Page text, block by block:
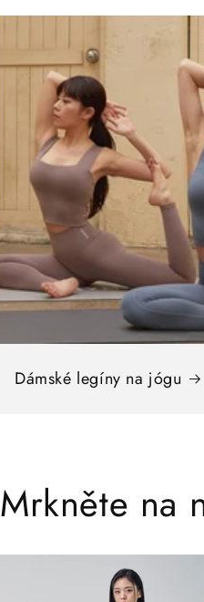
Dámské legíny na jógu
Mrkněte na